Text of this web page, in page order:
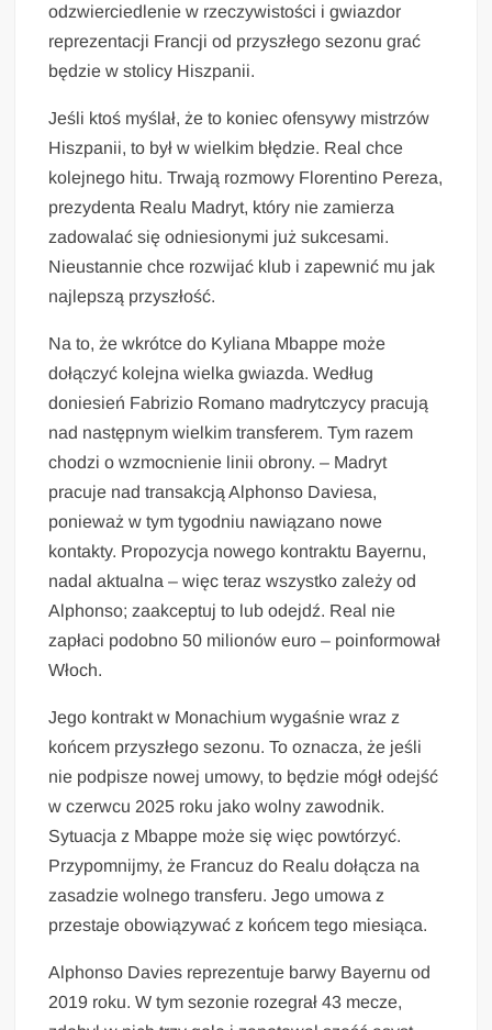
odzwierciedlenie w rzeczywistości i gwiazdor
reprezentacji Francji od przyszłego sezonu grać
będzie w stolicy Hiszpanii.
Jeśli ktoś myślał, że to koniec ofensywy mistrzów
Hiszpanii, to był w wielkim błędzie. Real chce
kolejnego hitu. Trwają rozmowy Florentino Pereza,
prezydenta Realu Madryt, który nie zamierza
zadowalać się odniesionymi już sukcesami.
Nieustannie chce rozwijać klub i zapewnić mu jak
najlepszą przyszłość.
Na to, że wkrótce do Kyliana Mbappe może
dołączyć kolejna wielka gwiazda. Według
doniesień Fabrizio Romano madrytczycy pracują
nad następnym wielkim transferem. Tym razem
chodzi o wzmocnienie linii obrony. – Madryt
pracuje nad transakcją Alphonso Daviesa,
ponieważ w tym tygodniu nawiązano nowe
kontakty. Propozycja nowego kontraktu Bayernu,
nadal aktualna – więc teraz wszystko zależy od
Alphonso; zaakceptuj to lub odejdź. Real nie
zapłaci podobno 50 milionów euro – poinformował
Włoch.
Jego kontrakt w Monachium wygaśnie wraz z
końcem przyszłego sezonu. To oznacza, że jeśli
nie podpisze nowej umowy, to będzie mógł odejść
w czerwcu 2025 roku jako wolny zawodnik.
Sytuacja z Mbappe może się więc powtórzyć.
Przypomnijmy, że Francuz do Realu dołącza na
zasadzie wolnego transferu. Jego umowa z
przestaje obowiązywać z końcem tego miesiąca.
Alphonso Davies reprezentuje barwy Bayernu od
2019 roku. W tym sezonie rozegrał 43 mecze,